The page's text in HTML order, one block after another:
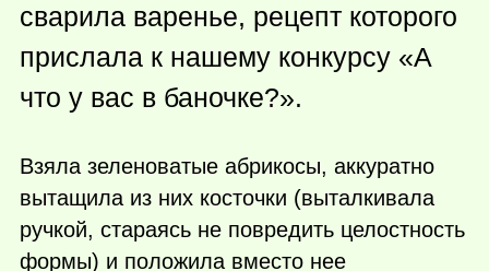
сварила варенье, рецепт которого
прислала к нашему конкурсу «А
что у вас в баночке?».
Взяла зеленоватые абрикосы, аккуратно
вытащила из них косточки (выталкивала
ручкой, стараясь не повредить целостность
формы) и положила вместо нее